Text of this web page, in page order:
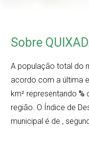
Sobre
A população total do
acordo com a última
km² representando %
região. O Índice de
municipal é de ,